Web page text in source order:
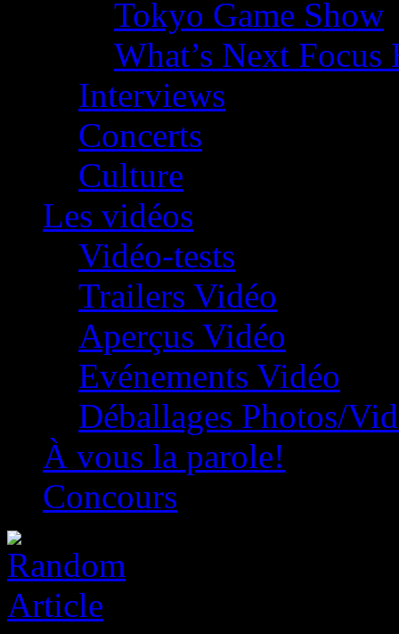
Tokyo Game Show
What’s Next
Interviews
Concerts
Culture
Les vidéos
Vidéo-tests
Trailers Vidéo
Aperçus Vidéo
Evénements Vidéo
Déballages Photos/
À vous la parole!
Concours